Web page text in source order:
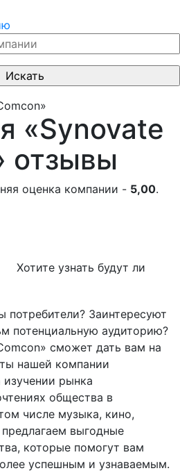
«Synovate
отзывы
оценка компании - 5,00.
Хотите узнать будут ли
потребители? Заинтересуют
потенциальную аудиторию?
сможет дать вам на
нашей компании
рынка
общества в
числе музыка, кино,
выгодные
которые помогут вам
успешным и узнаваемым.